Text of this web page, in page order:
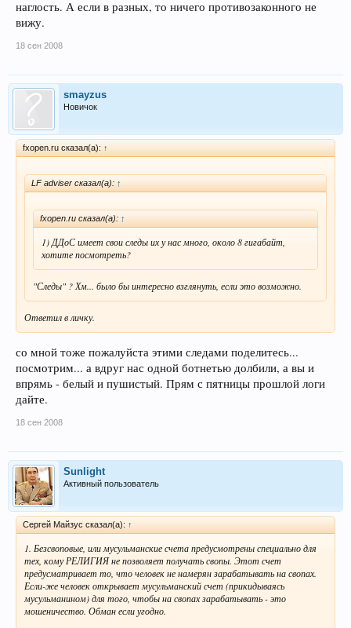
наглость. А если в разных, то ничего противозаконного не
вижу.
18 сен 2008
smayzus
Новичок
fxopen.ru сказал(а): ↑
LF adviser сказал(а): ↑
fxopen.ru сказал(а): ↑
1) ДДоС имеет свои следы их у нас много, около 8 гигабайт,
хотите посмотреть?
"Следы" ? Хм... было бы интересно взглянуть, если это возможно.
Ответил в личку.
со мной тоже пожалуйста этими следами поделитесь...
посмотрим... а вдруг нас одной ботнетью долбили, а вы и
впрямь - белый и пушистый. Прям с пятницы прошлой логи
дайте.
18 сен 2008
Sunlight
Активный пользователь
Сергей Майзус сказал(а): ↑
1. Безсвоповые, или мусульманские счета предусмотрены специально для
тех, кому РЕЛИГИЯ не позволяет получать свопы. Этот счет
предусматривает то, что человек не намерян зарабатывать на свопах.
Если-же человек открывает мусульманский счет (прикидываясь
мусульманином) для того, чтобы на свопах зарабатывать - это
мошеничество. Обман если угодно.